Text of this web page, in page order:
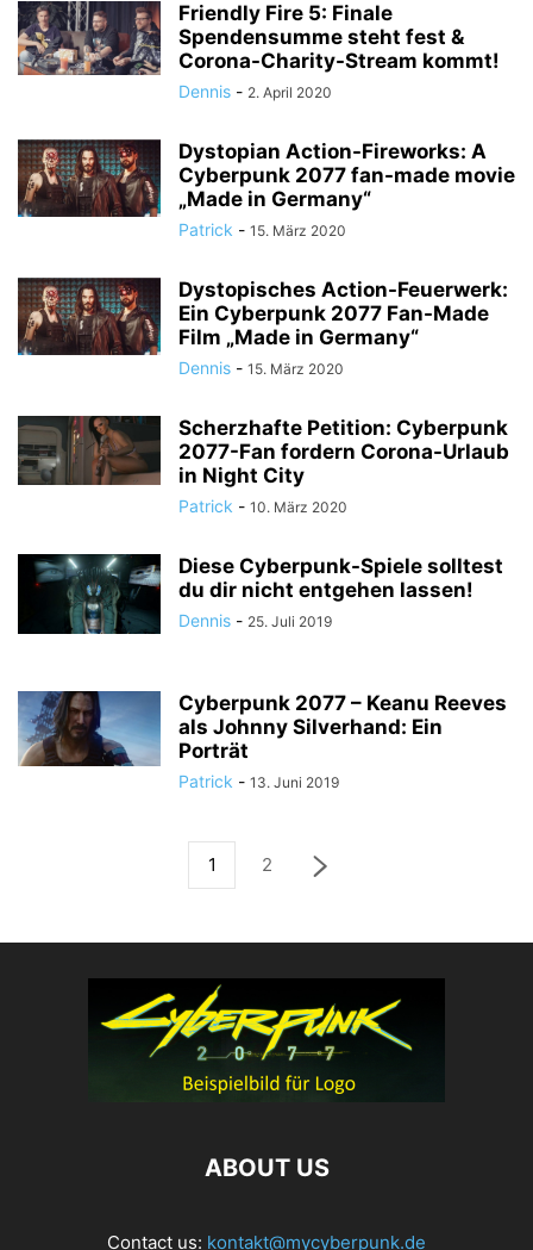
Friendly Fire 5: Finale
Spendensumme steht fest &
Corona-Charity-Stream kommt!
Dennis - 2. April 2020
Dystopian Action-Fireworks: A
Cyberpunk 2077 fan-made movie
„Made in Germany“
Patrick - 15. März 2020
Dystopisches Action-Feuerwerk:
Ein Cyberpunk 2077 Fan-Made
Film „Made in Germany“
Dennis - 15. März 2020
Scherzhafte Petition: Cyberpunk
2077-Fan fordern Corona-Urlaub
in Night City
Patrick - 10. März 2020
Diese Cyberpunk-Spiele solltest
du dir nicht entgehen lassen!
Dennis - 25. Juli 2019
Cyberpunk 2077 – Keanu Reeves
als Johnny Silverhand: Ein
Porträt
Patrick - 13. Juni 2019
1 2
ABOUT US
Contact us: kontakt@mycyberpunk.de